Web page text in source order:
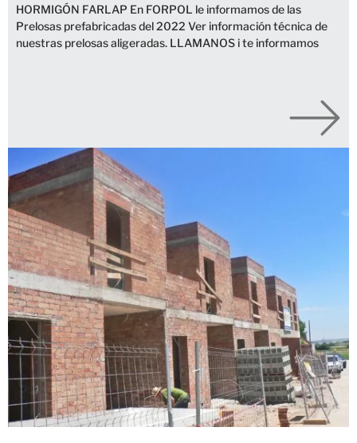
HORMIGÓN FARLAP En FORPOL le informamos de las
Prelosas prefabricadas del 2022 Ver información técnica de
nuestras prelosas aligeradas. LLAMANOS i te informamos